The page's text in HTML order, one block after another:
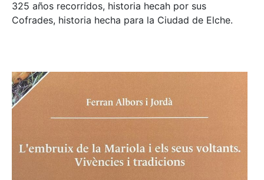
325 años recorridos, historia hecah por sus
Cofrades, historia hecha para la Ciudad de Elche.